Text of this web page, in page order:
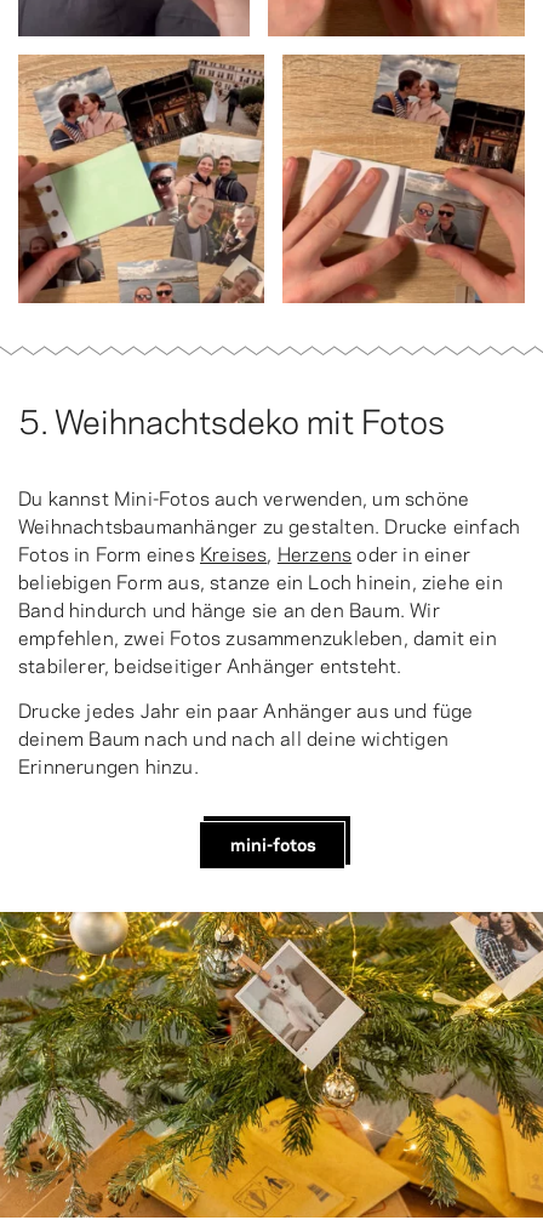
5. Weihnachtsdeko mit Fotos
Du kannst Mini-Fotos auch verwenden, um schöne
Weihnachtsbaumanhänger zu gestalten. Drucke einfach
Fotos in Form eines Kreises, Herzensoder in einer
beliebigen Form aus, stanze ein Loch hinein, ziehe ein
Band hindurch und hänge sie an den Baum. Wir
empfehlen, zwei Fotos zusammenzukleben, damit ein
stabilerer, beidseitiger Anhänger entsteht.
Drucke jedes Jahr ein paar Anhänger aus und füge
deinem Baum nach und nach all deine wichtigen
Erinnerungen hinzu.
mini-fotos